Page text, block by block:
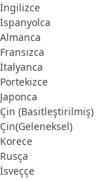
İngilizce
İspanyolca
Almanca
Fransızca
İtalyanca
Portekizce
Japonca
Çin (Basitleştirilmiş)
Çin(Geleneksel)
Korece
Rusça
İsveççe